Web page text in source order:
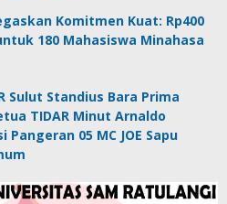
Komitmen Kuat: Rp400
180 Mahasiswa Minahasa
Sulut Standius Bara Prima
TIDAR Minut Arnaldo
05 MC JOE Sapu